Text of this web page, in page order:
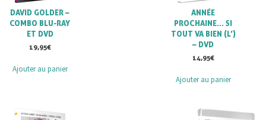
DAVID GOLDER –
COMBO BLU-RAY
ET DVD
19,95€
Ajouter au panier
ANNÉE
PROCHAINE… SI
TOUT VA BIEN (L’)
– DVD
14,95€
Ajouter au panier